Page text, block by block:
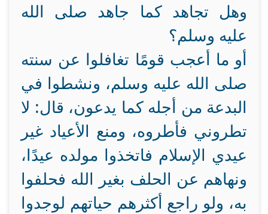
وهل تجاهد كما جاهد صلى الله
عليه وسلم؟
أو ما أعجب قومًا تغافلوا عن سنته
صلى الله عليه وسلم، ونشطوا في
البدعة من أجله كما يدعون، قال: لا
تطروني فأطروه، ومنع الأعياد غير
عيدي الإسلام فاتخذوا مولده عيدًا،
ونهاهم عن الحلف بغير الله فحلفوا
به، ولو راجع أكثرهم حياتهم لوجدوا